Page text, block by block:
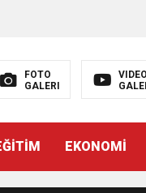
FOTO
GALERI
VIDEO
EKONOMİ
GÖNÜLLERE